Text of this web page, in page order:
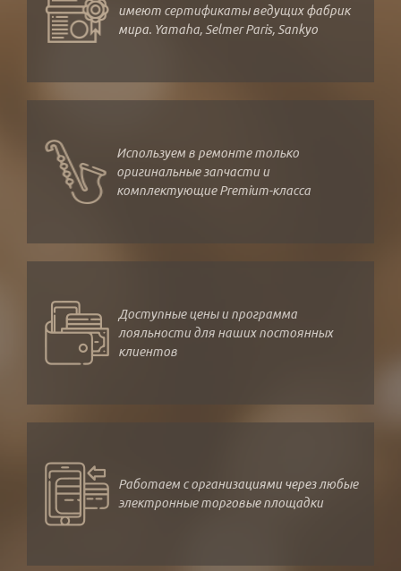
имеют сертификаты ведущих фабрик
мира. Yamaha, Selmer Paris, Sankyo
Используем в ремонте только
оригинальные запчасти и
комплектующие Premium-класса
Доступные цены и программа
лояльности для наших постоянных
клиентов
Работаем с организациями через любые
электронные торговые площадки